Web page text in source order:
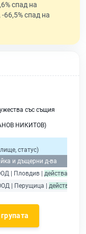
спад на
66,5% спад на
със същия
НИКИТОВ)
статус)
и дъщерни д-ва
| Пловдив | действащ
| Перущица | действащ